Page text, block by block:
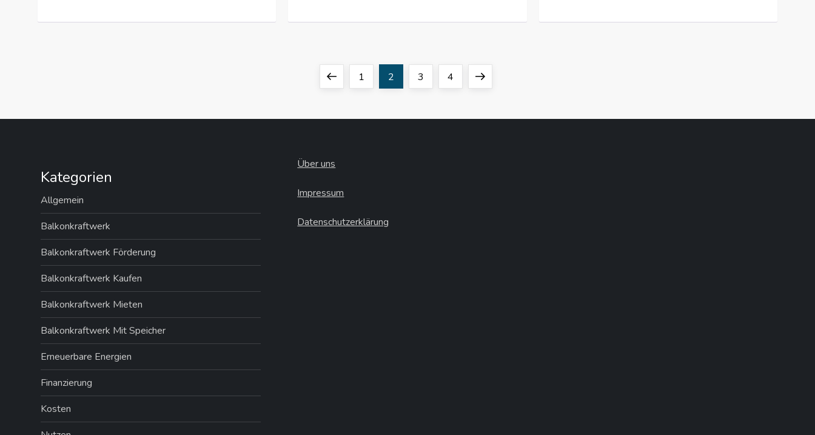
e
n
n
u
m
m
e
r
i
PreviousPage
1 Page
2 Page
3 Page
4
Next
Kategorien
Allgemein
Balkonkraftwerk
Balkonkraftwerk Förderung
Balkonkraftwerk Kaufen
Balkonkraftwerk Mieten
Balkonkraftwerk Mit Speicher
Erneuerbare Energien
Finanzierung
Kosten
Über uns
Impressum
Datenschutzerklärung